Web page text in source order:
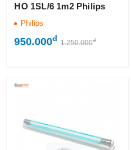
HO 1SL/6 1m2 Philips
Philips
950.000đ 1.250.000đ